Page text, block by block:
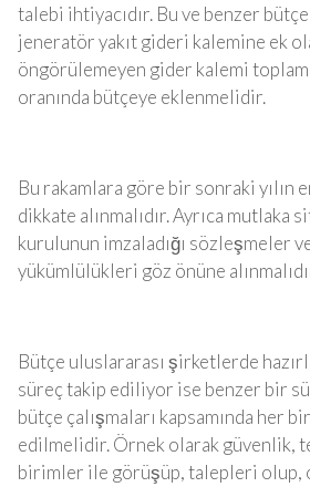
talebi ihtiyacıdır. Bu ve benzer
jeneratör yakıt gideri kalemine ek
öngörülemeyen gider kalemi
oranında bütçeye eklenmelidir.
Bu rakamlara göre bir sonraki yılın
dikkate alınmalıdır. Ayrıca mutlaka
kurulunun imzaladığı sözleşmeler
yükümlülükleri göz önüne
Bütçe uluslararası şirketlerde
süreç takip ediliyor ise benzer bir
bütçe çalışmaları kapsamında her
edilmelidir. Örnek olarak güvenlik,
birimler ile görüşüp, talepleri olup,